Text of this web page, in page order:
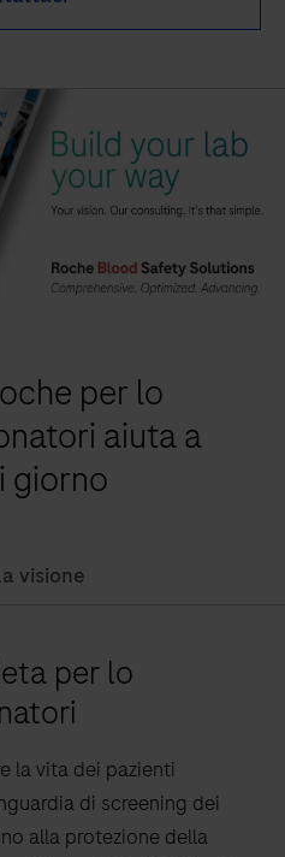
per lo
aiuta a
giorno
visione
per lo
la vita dei pazienti
di screening dei
alla protezione della